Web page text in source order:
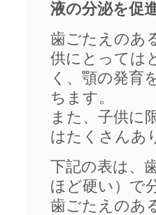
液の分泌を促
歯ごたえのあ
供にとっては
く、顎の発育
ちます。
また、子供に
はたくさんあ
下記の表は、
ほど硬い）で
歯ごたえのあ